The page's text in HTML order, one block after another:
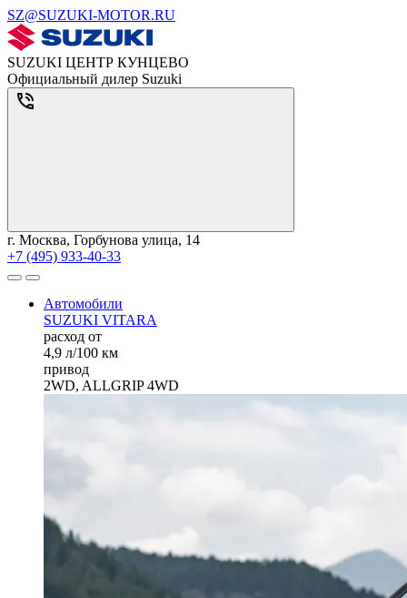
SZ@SUZUKI-MOTOR.RU
SUZUKI ЦЕНТР КУНЦЕВО
Официальный дилер Suzuki
г. Москва, Горбунова улица, 14
+7 (495) 933-40-33
Автомобили
SUZUKI VITARA
расход от
4,9 л/100 км
привод
2WD, ALLGRIP 4WD